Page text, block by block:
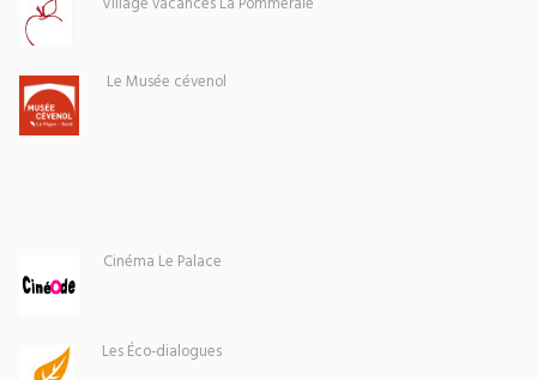
Le Musée cévenol
Cinéma Le Palace
Les Éco-dialogues